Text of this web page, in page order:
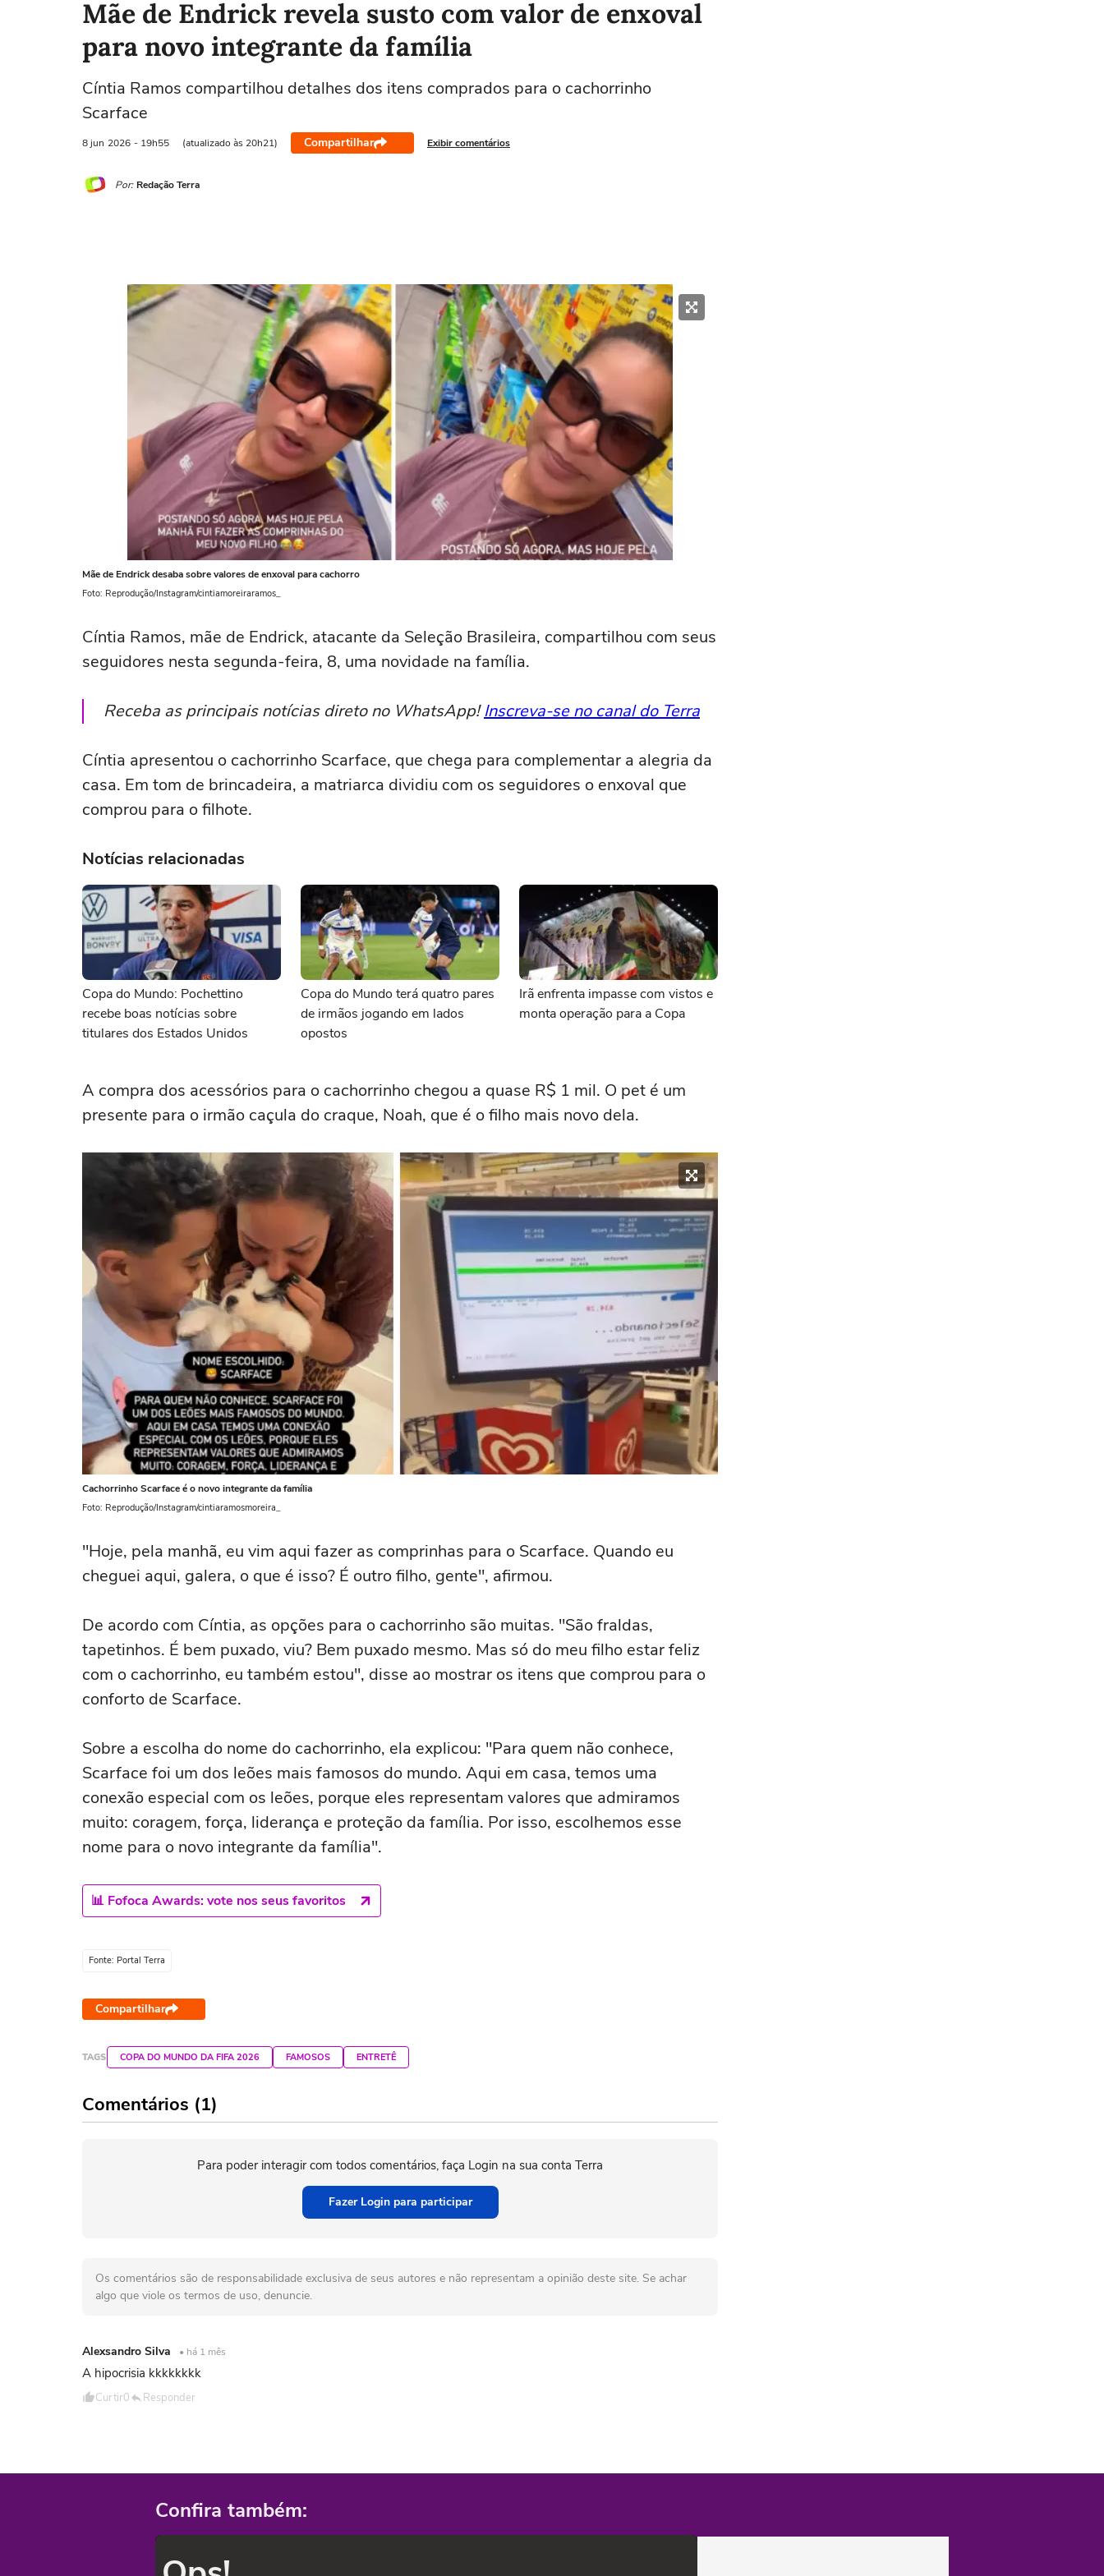
Mãe de Endrick revela susto com valor de enxoval
para novo integrante da família
Cíntia Ramos compartilhou detalhes dos itens comprados para o cachorrinho
Scarface
8 jun 2026 - 19h55 (atualizado às 20h21) Compartilhar Exibir comentários
Por: Redação Terra
Mãe de Endrick desaba sobre valores de enxoval para cachorro
Foto: Reprodução/Instagram/cintiamoreiraramos_
Cíntia Ramos, mãe de Endrick, atacante da Seleção Brasileira, compartilhou com seus
seguidores nesta segunda-feira, 8, uma novidade na família.
Receba as principais notícias direto no WhatsApp!Inscreva-se no canal do Terra
Cíntia apresentou o cachorrinho Scarface, que chega para complementar a alegria da
casa. Em tom de brincadeira, a matriarca dividiu com os seguidores o enxoval que
comprou para o filhote.
Notícias relacionadas
Copa do Mundo: Pochettino
recebe boas notícias sobre
titulares dos Estados Unidos
Copa do Mundo terá quatro pares
de irmãos jogando em lados
opostos
Irã enfrenta impasse com vistos e
monta operação para a Copa
A compra dos acessórios para o cachorrinho chegou a quase R$ 1 mil. O pet é um
presente para o irmão caçula do craque, Noah, que é o filho mais novo dela.
Cachorrinho Scarface é o novo integrante da família
Foto: Reprodução/Instagram/cintiaramosmoreira_
"Hoje, pela manhã, eu vim aqui fazer as comprinhas para o Scarface. Quando eu
cheguei aqui, galera, o que é isso? É outro filho, gente", afirmou.
De acordo com Cíntia, as opções para o cachorrinho são muitas. "São fraldas,
tapetinhos. É bem puxado, viu? Bem puxado mesmo. Mas só do meu filho estar feliz
com o cachorrinho, eu também estou", disse ao mostrar os itens que comprou para o
conforto de Scarface.
Sobre a escolha do nome do cachorrinho, ela explicou: "Para quem não conhece,
Scarface foi um dos leões mais famosos do mundo. Aqui em casa, temos uma
conexão especial com os leões, porque eles representam valores que admiramos
muito: coragem, força, liderança e proteção da família. Por isso, escolhemos esse
nome para o novo integrante da família".
📊 Fofoca Awards: vote nos seus favoritos
Fonte: Portal Terra
Compartilhar
TAGS COPA DO MUNDO DA FIFA 2026 FAMOSOS ENTRETÊ
Comentários (1)
Para poder interagir com todos comentários, faça Login na sua conta Terra
Fazer Login para participar
Os comentários são de responsabilidade exclusiva de seus autores e não representam a opinião deste site. Se achar
algo que viole os termos de uso, denuncie.
Alexsandro Silva • há 1 mês
A hipocrisia kkkkkkkk
Curtir0 Responder
Confira também: